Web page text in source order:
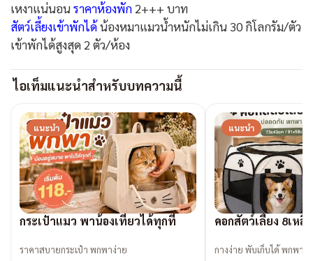
เหงาแน่นอน ราคาห้องพัก 2+++ บาท
สัตว์เลี้ยงเข้าพักได้น้องหมาแมวน้ำหนักไม่เกิน 30 กิโลกรัม/ตัว
เข้าพักได้สูงสุด 2 ตัว/ห้อง
ไอเท็มแนะนำสำหรับบทความนี้
แนะนำ
กระเป๋าแมว พาน้องเที่ยวได้ทุกที่
ราคาสบายกระเป๋า พกพาง่าย
แนะนำ
คอกสัตว์เลี้ยง 8เห
กางง่าย พับเก็